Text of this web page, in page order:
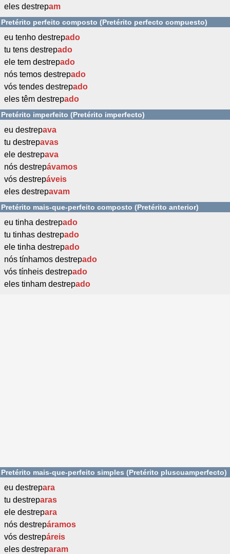
eles destrepam
Pretérito perfeito composto (Pretérito perfecto compuesto)
eu tenho destrepado
tu tens destrepado
ele tem destrepado
nós temos destrepado
vós tendes destrepado
eles têm destrepado
Pretérito imperfeito (Pretérito imperfecto)
eu destrepava
tu destrepavas
ele destrepava
nós destrepávamos
vós destrepáveis
eles destrepavam
Pretérito mais-que-perfeito composto (Pretérito anterior)
eu tinha destrepado
tu tinhas destrepado
ele tinha destrepado
nós tínhamos destrepado
vós tínheis destrepado
eles tinham destrepado
Pretérito mais-que-perfeito simples (Pretérito pluscuamperfecto)
eu destrepara
tu destreparas
ele destrepara
nós destrepáramos
vós destrepáreis
eles destreparam